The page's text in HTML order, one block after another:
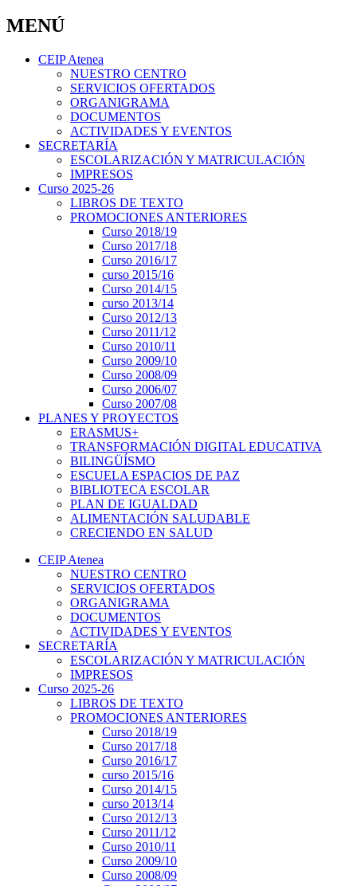
MENÚ
CEIP Atenea
NUESTRO CENTRO
SERVICIOS OFERTADOS
ORGANIGRAMA
DOCUMENTOS
ACTIVIDADES Y EVENTOS
SECRETARÍA
ESCOLARIZACIÓN Y MATRICULACIÓN
IMPRESOS
Curso 2025-26
LIBROS DE TEXTO
PROMOCIONES ANTERIORES
Curso 2018/19
Curso 2017/18
Curso 2016/17
curso 2015/16
Curso 2014/15
curso 2013/14
Curso 2012/13
Curso 2011/12
Curso 2010/11
Curso 2009/10
Curso 2008/09
Curso 2006/07
Curso 2007/08
PLANES Y PROYECTOS
ERASMUS+
TRANSFORMACIÓN DIGITAL EDUCATIVA
BILINGÜÍSMO
ESCUELA ESPACIOS DE PAZ
BIBLIOTECA ESCOLAR
PLAN DE IGUALDAD
ALIMENTACIÓN SALUDABLE
CRECIENDO EN SALUD
CEIP Atenea
NUESTRO CENTRO
SERVICIOS OFERTADOS
ORGANIGRAMA
DOCUMENTOS
ACTIVIDADES Y EVENTOS
SECRETARÍA
ESCOLARIZACIÓN Y MATRICULACIÓN
IMPRESOS
Curso 2025-26
LIBROS DE TEXTO
PROMOCIONES ANTERIORES
Curso 2018/19
Curso 2017/18
Curso 2016/17
curso 2015/16
Curso 2014/15
curso 2013/14
Curso 2012/13
Curso 2011/12
Curso 2010/11
Curso 2009/10
Curso 2008/09